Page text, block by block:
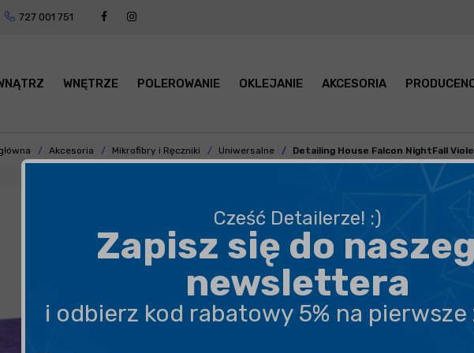
727 001 751
WNĘTRZE POLEROWANIE OKLEJANIE AKCESORIA
Akcesoria Mikrofibry i Ręczniki Uniwersalne Detailing House Falcon NightFall
BEZPIECZNA WYSYŁKA
DARMOWA DOSTAWA OD 199,90 ZŁ
PROFESJONALNE DORADZTWO
Cześć Detailerze! :)
Zapisz się do
newslettera
i odbierz kod rabatowy 5% na pierwsze